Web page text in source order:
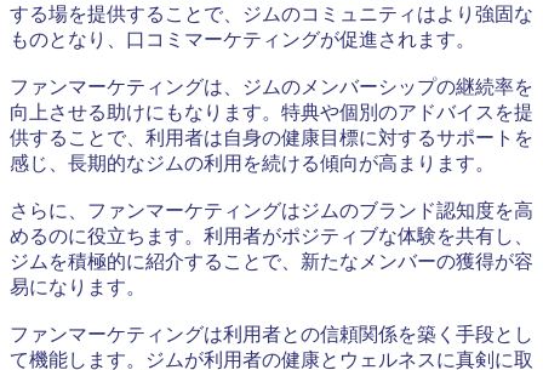
する場を提供することで、ジムのコミュニティはより強固な
ものとなり、口コミマーケティングが促進されます。
ファンマーケティングは、ジムのメンバーシップの継続率を
向上させる助けにもなります。特典や個別のアドバイスを提
供することで、利用者は自身の健康目標に対するサポートを
感じ、長期的なジムの利用を続ける傾向が高まります。
さらに、ファンマーケティングはジムのブランド認知度を高
めるのに役立ちます。利用者がポジティブな体験を共有し、
ジムを積極的に紹介することで、新たなメンバーの獲得が容
易になります。
ファンマーケティングは利用者との信頼関係を築く手段とし
て機能します。ジムが利用者の健康とウェルネスに真剣に取